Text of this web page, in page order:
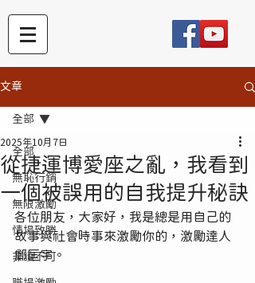
文章
全部
無恥行銷
無限激勵
情場致勝
非讀不可
全部
從捷運博愛座之亂，我看到
一個被誤用的自我提升秘訣
2025年10月7日
各位朋友，大家好，我是總是用自己的
故事與社會時事來激勵你的，激勵達人
鄭匡宇。